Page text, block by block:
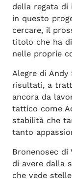
della regata di
in questo
cercare, il
titolo che ha
nelle proprie
Alegre di Andy
risultati, a
ancora da
tattico come
stabilità che
tanto
Bronenosec
di avere dalla
che vede